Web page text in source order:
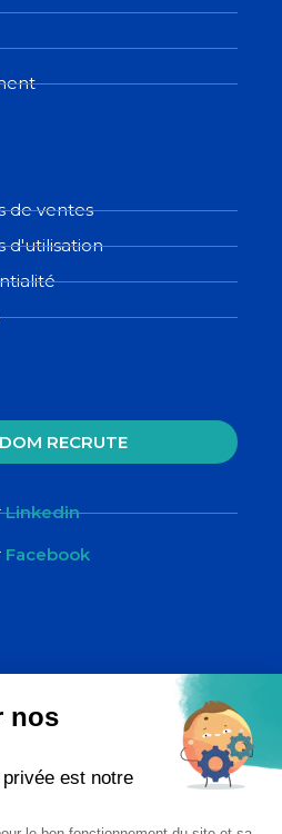
de ventes
d'utilisation
RECRUTE
Linkedin
Facebook
du groupe